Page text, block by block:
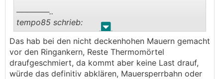
die nochmal darauf an.
. .
──────..
tempo85 schrieb:
Interessant, wir haben die mit Mörtel zu gemacht
weil sie anscheinend sonst aufspringen.
───────────────
Das hab bei den nicht deckenhohen Mauern gemacht
vor den Ringankern, Reste Thermomörtel
draufgeschmiert, da kommt aber keine Last drauf,
würde das definitiv abklären, Mauersperrbahn oder